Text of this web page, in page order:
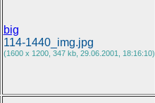
big
114-1440_img.jpg
(1600 x 1200, 347 kb, 29.06.2001, 18:16:10)